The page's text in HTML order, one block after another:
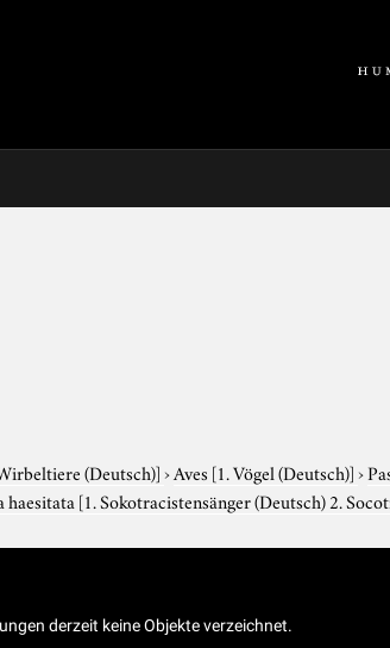
(Deutsch)]›Aves [1. Vögel (Deutsch)]›
haesitata [1. Sokotracistensänger (Deutsch) 2.
derzeit keine Objekte verzeichnet.